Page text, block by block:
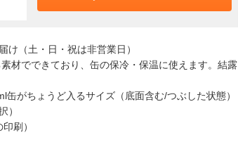
け（土・日・祝は非営業日）
材でできており、缶の保冷・保温に使えます。結露
がちょうど入るサイズ（底面含む/つぶした状態）
）
刷）